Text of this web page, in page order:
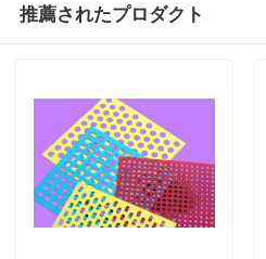
推薦されたプロダクト